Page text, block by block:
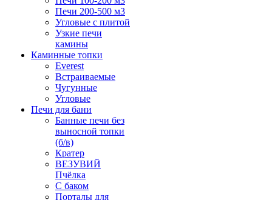
Печи 200-500 м3
Угловые с плитой
Узкие печи
камины
Каминные топки
Everest
Встраиваемые
Чугунные
Угловые
Печи для бани
Банные печи без
выносной топки
(б/в)
Кратер
ВЕЗУВИЙ
Пчёлка
С баком
Порталы для